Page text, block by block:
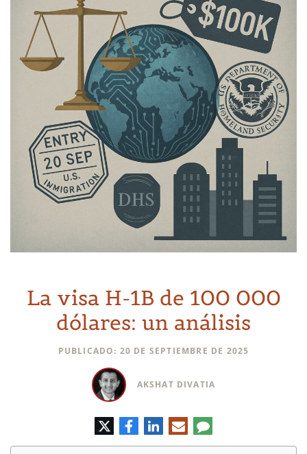
La visa H-1B de 100 000
dólares: un análisis
PUBLICADO: 20 DE SEPTIEMBRE DE 2025
AKSHAT DIVATIA
TwitterFacebook
LinkedIn
Correo
electrónico
Comentario